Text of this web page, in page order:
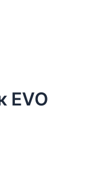
EVO